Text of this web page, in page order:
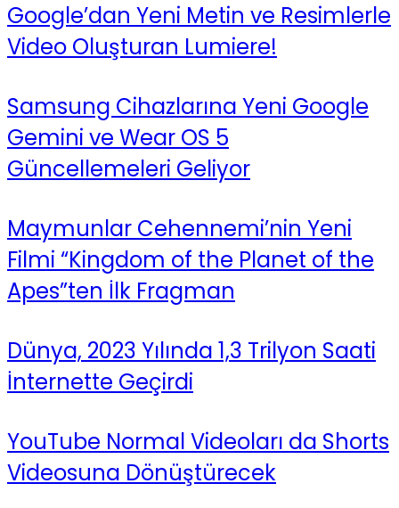
Google’dan Yeni Metin ve Resimlerle
Video Oluşturan Lumiere!
Samsung Cihazlarına Yeni Google
Gemini ve Wear OS 5
Güncellemeleri Geliyor
Maymunlar Cehennemi’nin Yeni
Filmi “Kingdom of the Planet of the
Apes”ten İlk Fragman
Dünya, 2023 Yılında 1,3 Trilyon Saati
İnternette Geçirdi
YouTube Normal Videoları da Shorts
Videosuna Dönüştürecek